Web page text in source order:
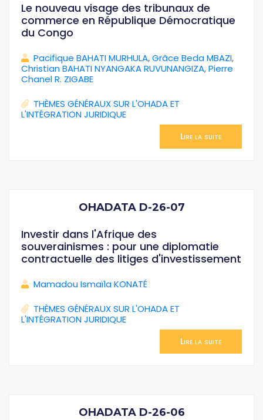
Le nouveau visage des tribunaux de
commerce en République Démocratique
du Congo
Pacifique BAHATI MURHULA,Grâce Beda MBAZI,
Christian BAHATI NYANGAKA RUVUNANGIZA,Pierre
Chanel R. ZIGABE
THÈMES GÉNÉRAUX SUR L'OHADA ET
L'INTÉGRATION JURIDIQUE
Lire la suite
OHADATA D-26-07
Investir dans l'Afrique des
souverainismes : pour une diplomatie
contractuelle des litiges d'investissement
Mamadou Ismaïla KONATÉ
THÈMES GÉNÉRAUX SUR L'OHADA ET
L'INTÉGRATION JURIDIQUE
Lire la suite
OHADATA D-26-06